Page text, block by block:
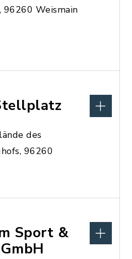
96260 Weismain
des
96260
Sport &